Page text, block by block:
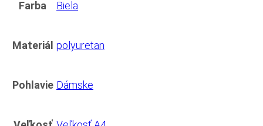
Farba Biela
Materiál polyuretan
Pohlavie Dámske